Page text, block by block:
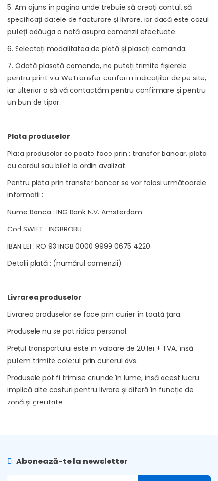
5. Am ajuns în pagina unde trebuie să creați contul, să
specificați datele de facturare și livrare, iar dacă este cazul
puteți adăuga o notă asupra comenzii efectuate.
6. Selectați modalitatea de plată și plasați comanda.
7. Odată plasată comanda, ne puteți trimite fișierele
pentru print via WeTransfer conform indicațiilor de pe site,
iar ulterior o să vă contactăm pentru confirmare și pentru
un bun de tipar.
Plata produselor
Plata produselor se poate face prin : transfer bancar, plata
cu cardul sau bilet la ordin avalizat.
Pentru plata prin transfer bancar se vor folosi următoarele
informații :
Nume Banca : ING Bank N.V. Amsterdam
Cod SWIFT : INGBROBU
IBAN LEI : RO 93 INGB 0000 9999 0675 4220
Detalii plată : (numărul comenzii)
Livrarea produselor
Livrarea produselor se face prin curier în toată țara.
Produsele nu se pot ridica personal.
Prețul transportului este în valoare de 20 lei + TVA, însă
putem trimite coletul prin curierul dvs.
Produsele pot fi trimise oriunde în lume, însă acest lucru
implică alte costuri pentru livrare și diferă în funcție de
zonă și greutate.
Abonează-te la newsletter